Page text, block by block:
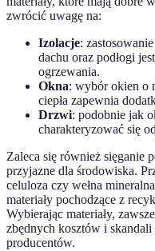
zwrócić uwagę na:
Izolacje:
dachu oraz podłogi
ogrzewania.
Okna: wybór okien o
ciepła zapewnia
Drzwi: podobnie jak
charakteryzować się
Zaleca się również sięganie
przyjazne dla środowiska.
celuloza czy wełna
materiały pochodzące z
Wybierając materiały,
zbędnych kosztów i
producentów.